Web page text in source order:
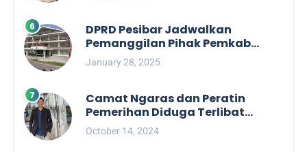
DPRD Pesibar Jadwalkan
Pemanggilan Pihak Pemkab
Terkait Nasib dan Status TKD di
Tahun 2025
January 28, 2025
Camat Ngaras dan Peratin
Pemerihan Diduga Terlibat
Politik Praktis, Mahasiswa
Pesibar Desak Bawaslu
October 14, 2024